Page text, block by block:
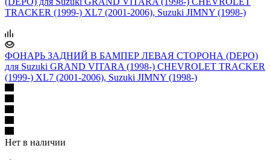
ФОНАРЬ ЗАДНИЙ В БАМПЕР ЛЕВАЯ СТОРОНА (DEPO)
для Suzuki GRAND VITARA (1998-) CHEVROLET TRACKER
(1999-) XL7 (2001-2006), Suzuki JIMNY (1998-)
Нет в наличии